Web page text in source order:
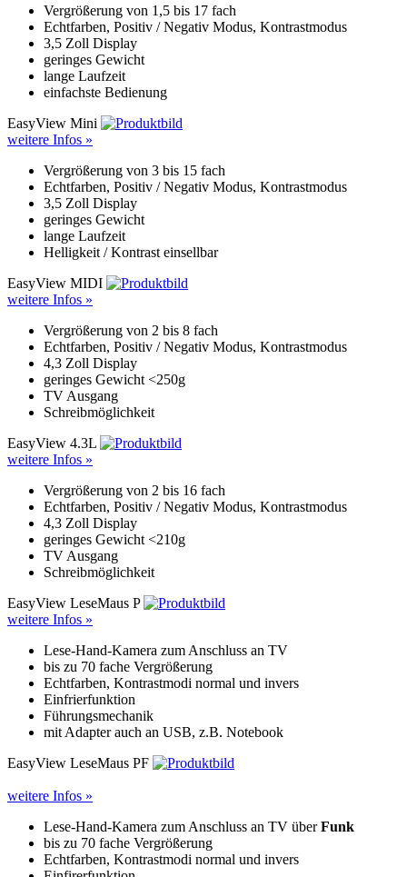
Vergrößerung von 1,5 bis 17 fach
Echtfarben, Positiv / Negativ Modus, Kontrastmodus
3,5 Zoll Display
geringes Gewicht
lange Laufzeit
einfachste Bedienung
EasyView Mini
weitere Infos »
Vergrößerung von 3 bis 15 fach
Echtfarben, Positiv / Negativ Modus, Kontrastmodus
3,5 Zoll Display
geringes Gewicht
lange Laufzeit
Helligkeit / Kontrast einsellbar
EasyView MIDI
weitere Infos »
Vergrößerung von 2 bis 8 fach
Echtfarben, Positiv / Negativ Modus, Kontrastmodus
4,3 Zoll Display
geringes Gewicht <250g
TV Ausgang
Schreibmöglichkeit
EasyView 4.3L
weitere Infos »
Vergrößerung von 2 bis 16 fach
Echtfarben, Positiv / Negativ Modus, Kontrastmodus
4,3 Zoll Display
geringes Gewicht <210g
TV Ausgang
Schreibmöglichkeit
EasyView LeseMaus P
weitere Infos »
Lese-Hand-Kamera zum Anschluss an TV
bis zu 70 fache Vergrößerung
Echtfarben, Kontrastmodi normal und invers
Einfrierfunktion
Führungsmechanik
mit Adapter auch an USB, z.B. Notebook
EasyView LeseMaus PF
weitere Infos »
Lese-Hand-Kamera zum Anschluss an TV überFunk
bis zu 70 fache Vergrößerung
Echtfarben, Kontrastmodi normal und invers